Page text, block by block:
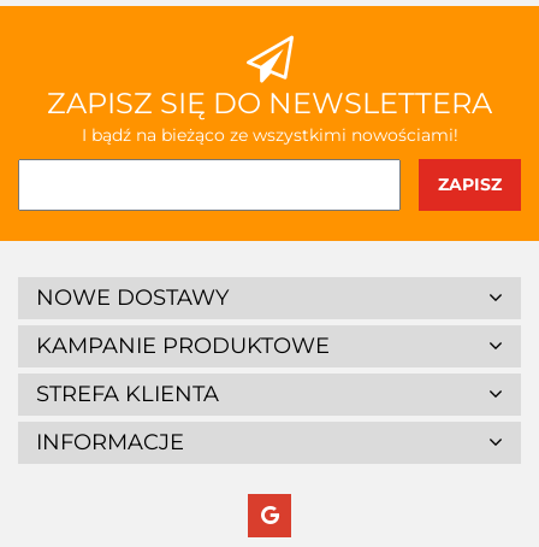
ZAPISZ SIĘ DO NEWSLETTERA
I bądź na bieżąco ze wszystkimi nowościami!
NOWE DOSTAWY
KAMPANIE PRODUKTOWE
STREFA KLIENTA
INFORMACJE